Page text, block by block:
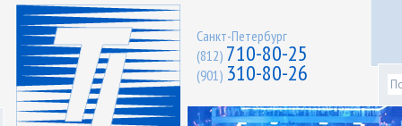
Санкт-Петербург
(812) 710-80-25
(901) 310-80-26